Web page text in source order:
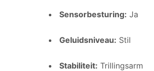
Sensorbesturing: Ja
Geluidsniveau: Stil
Stabiliteit: Trillingsarm